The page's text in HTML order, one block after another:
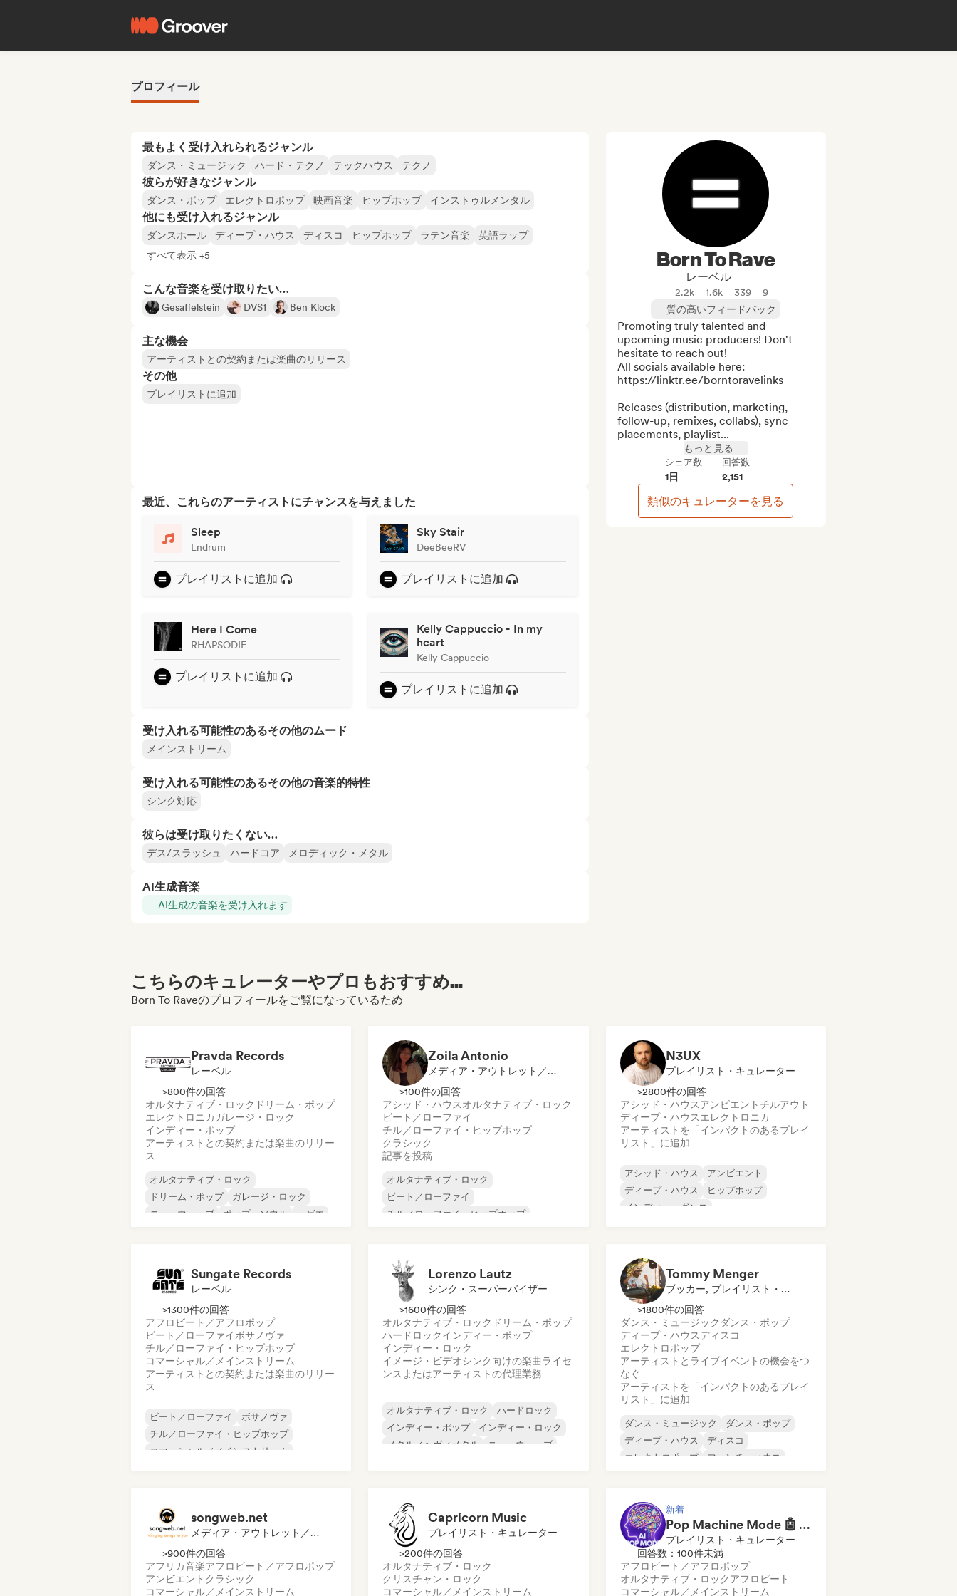
プロフィール
最もよく受け入れられるジャンル
ダンス・ミュージック ハード・テクノ テックハウス テクノ
彼らが好きなジャンル
ダンス・ポップ エレクトロポップ 映画音楽 ヒップホップ インストゥルメンタル
他にも受け入れるジャンル
ダンスホール ディープ・ハウス ディスコ ヒップホップ ラテン音楽
英語ラップ
すべて表示 +5
こんな音楽を受け取りたい…
Gesaffelstein DVS1 Ben Klock
主な機会
アーティストとの契約または楽曲のリリース
その他
プレイリストに追加
最近、これらのアーティストにチャンスを与えました
Sleep
Lndrum
プレイリストに追加
Sky Stair
DeeBeeRV
プレイリストに追加
Here I Come
RHAPSODIE
プレイリストに追加
Kelly Cappuccio - In my
heart
Kelly Cappuccio
プレイリストに追加
受け入れる可能性のあるその他のムード
メインストリーム
受け入れる可能性のあるその他の音楽的特性
シンク対応
彼らは受け取りたくない…
デス/スラッシュ ハードコア メロディック・メタル
AI生成音楽
AI生成の音楽を受け入れます
Born To Rave
レーベル
2.2k 1.6k 339
9
質の高いフィードバック
Promoting truly talented and
upcoming music producers! Don't
hesitate to reach out!
All socials available here:
https://linktr.ee/borntoravelinks
Releases (distribution, marketing,
follow-up, remixes, collabs), sync
placements, playlist...
もっと見る
シェア数
1日
回答数
2,151
類似のキュレーターを見る
こちらのキュレーターやプロもおすすめ...
Born To Raveのプロフィールをご覧になっているため
Pravda Records
レーベル
>800件の回答
オルタナティブ・ロック ドリーム・ポップ
エレクトロニカガレージ・ロック
インディー・ポップ
アーティストとの契約または楽曲のリリー
ス
オルタナティブ・ロック
ドリーム・ポップ
ガレージ・ロック
ニューウェーブ
ポップ・ソウル
レゲエ
Zoila Antonio
メディア・アウトレット／ジャーナリスト
>100件の回答
アシッド・ハウスオルタナティブ・ロック
ビート／ローファイ
チル／ローファイ・ヒップホップ
クラシック
記事を投稿
オルタナティブ・ロック
ビート／ローファイ
チル／ローファイ・ヒップホップ
ドリーム・ポップ
N3UX
プレイリスト・キュレーター
>2800件の回答
アシッド・ハウスアンビエント チルアウト
ディープ・ハウスエレクトロニカ
アーティストを「インパクトのあるプレイ
リスト」に追加
アシッド・ハウス
アンビエント
ディープ・ハウス
ヒップホップ
インディー・ダンス
オルガニック・ハウス／ダウンテンポ
Sungate Records
レーベル
>1300件の回答
アフロビート／アフロポップ
ビート／ローファイボサノヴァ
チル／ローファイ・ヒップホップ
コマーシャル／メインストリーム
アーティストとの契約または楽曲のリリー
ス
ビート／ローファイ
ボサノヴァ
チル／ローファイ・ヒップホップ
コマーシャル／メインストリーム
Lorenzo Lautz
シンク・スーパーバイザー
>1600件の回答
オルタナティブ・ロック ドリーム・ポップ
ハードロックインディー・ポップ
インディー・ロック
イメージ・ビデオシンク向けの楽曲ライセ
ンスまたはアーティストの代理業務
オルタナティブ・ロック
ハードロック
インディー・ポップ
インディー・ロック
メタル／ヘヴィメタル
ニューウェーブ
Tommy Menger
ブッカー, プレイリスト・キュレーター
>1800件の回答
ダンス・ミュージック ダンス・ポップ
ディープ・ハウスディスコ
エレクトロポップ
アーティストとライブイベントの機会をつ
なぐ
アーティストを「インパクトのあるプレイ
リスト」に追加
ダンス・ミュージック
ダンス・ポップ
ディープ・ハウス
ディスコ
エレクトロポップ
フレンチ・ハウス
songweb.net
メディア・アウトレット／ジャーナリスト
>900件の回答
アフリカ音楽アフロビート／アフロポップ
アンビエント クラシック
コマーシャル／メインストリーム
Capricorn Music
プレイリスト・キュレーター
>200件の回答
オルタナティブ・ロック
クリスチャン・ロック
コマーシャル／メインストリーム
新着
Pop Machine Mode 🤖 AI Music, Indie Pop & Dream Pop
プレイリスト・キュレーター
回答数：100件未満
アフロビート／アフロポップ
オルタナティブ・ロックアフロビート
コマーシャル／メインストリーム